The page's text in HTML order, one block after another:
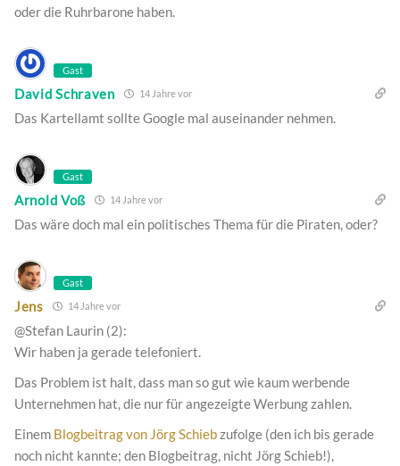
oder die Ruhrbarone haben.
Gast
David Schraven 14 Jahre vor
Das Kartellamt sollte Google mal auseinander nehmen.
Gast
Arnold Voß 14 Jahre vor
Das wäre doch mal ein politisches Thema für die Piraten, oder?
Gast
Jens 14 Jahre vor
@Stefan Laurin (2):
Wir haben ja gerade telefoniert.
Das Problem ist halt, dass man so gut wie kaum werbende
Unternehmen hat, die nur für angezeigte Werbung zahlen.
Einem Blogbeitrag von Jörg Schiebzufolge (den ich bis gerade
noch nicht kannte; den Blogbeitrag, nicht Jörg Schieb!),